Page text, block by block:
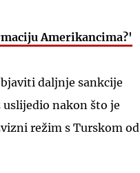
Amerikancima?'
daljnje sankcije
nakon što je
režim s Turskom od